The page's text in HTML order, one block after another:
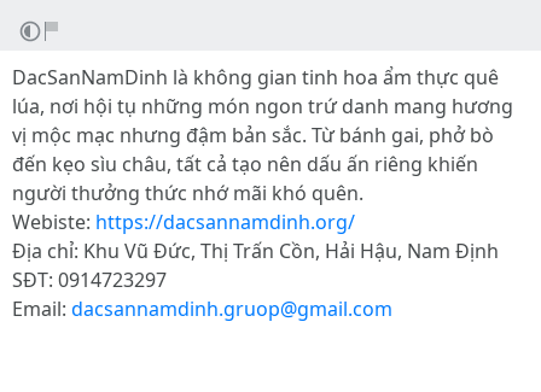
DacSanNamDinh là không gian tinh hoa ẩm thực quê
lúa, nơi hội tụ những món ngon trứ danh mang hương
vị mộc mạc nhưng đậm bản sắc. Từ bánh gai, phở bò
đến kẹo sìu châu, tất cả tạo nên dấu ấn riêng khiến
người thưởng thức nhớ mãi khó quên.
Webiste: https://dacsannamdinh.org/
Địa chỉ: Khu Vũ Đức, Thị Trấn Cồn, Hải Hậu, Nam Định
SĐT: 0914723297
Email: dacsannamdinh.gruop@gmail.com